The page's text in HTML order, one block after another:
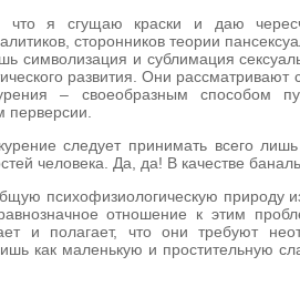
что я сгущаю краски и даю
сторонников теории
символизация и сублимация
развития. Они рассматривают
– своеобразным способом
перверсии.
следует принимать всего
человека. Да, да! В качестве
психофизиологическую природу
отношение к этим
и полагает, что они требуют
как маленькую и простительную